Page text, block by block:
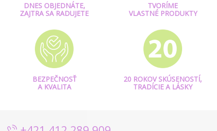
DNES OBJEDNÁTE,
ZAJTRA SA RADUJETE
TVORÍME
VLASTNÉ PRODUKTY
BEZPEČNOSŤ
A KVALITA
20 ROKOV SKÚSENOSTÍ,
TRADÍCIE A LÁSKY